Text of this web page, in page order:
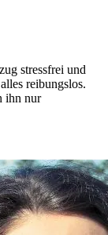
stressfrei und
reibungslos.
ihn nur